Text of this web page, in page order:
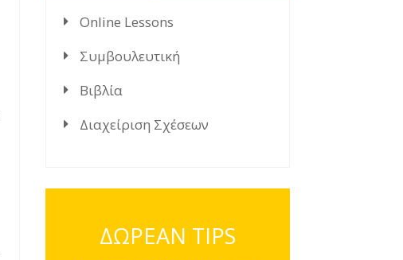
Online Lessons
Συμβουλευτική
Βιβλία
Διαχείριση Σχέσεων
ΔΩΡΕΑΝ TIPS